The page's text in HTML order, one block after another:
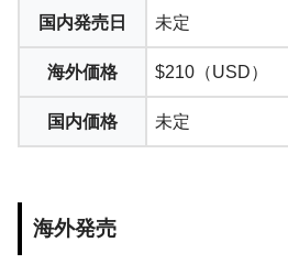
国内発売日 未定
海外価格 $210（USD）
国内価格 未定
海外発売